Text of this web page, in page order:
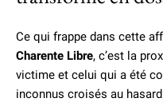
Ce qui frappe dans cette
Charente Libre, c’est la
victime et celui qui a été
inconnus croisés au